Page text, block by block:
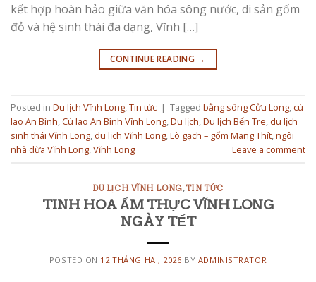
kết hợp hoàn hảo giữa văn hóa sông nước, di sản gốm
đỏ và hệ sinh thái đa dạng, Vĩnh […]
CONTINUE READING →
Posted in Du lịch Vĩnh Long,Tin tức | Tagged bằng sông Cửu Long,cù
lao An Bình,Cù lao An Bình Vĩnh Long,Du lịch,Du lịch Bến Tre, du lịch
sinh thái Vĩnh Long, du lịch Vĩnh Long,Lò gạch – gốm Mang Thít,ngôi
nhà dừa Vĩnh Long,Vĩnh Long Leave a comment
DU LỊCH VĨNH LONG,TIN TỨC
TINH HOA ẨM THỰC VĨNH LONG
NGÀY TẾT
POSTED ON 12 THÁNG HAI, 2026 BY ADMINISTRATOR